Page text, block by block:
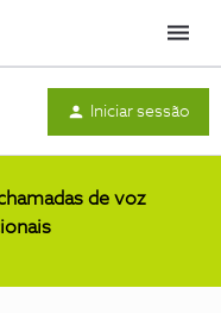
Menu
Iniciar sessão
de voz